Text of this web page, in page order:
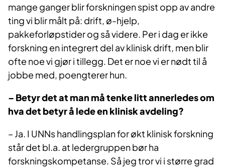
mange ganger blir forskningen spist opp av andre
ting vi blir målt på: drift, ø-hjelp,
pakkeforløpstider og så videre. Per i dag er ikke
forskning en integrert del av klinisk drift, men blir
ofte noe vi gjør i tillegg. Det er noe vi er nødt til å
jobbe med, poengterer hun.
– Betyr det at man må tenke litt annerledes om
hva det betyr å lede en klinisk avdeling?
– Ja. I UNNs handlingsplan for økt klinisk forskning
står det bl.a. at ledergruppen bør ha
forskningskompetanse. Så jeg tror vi i større grad